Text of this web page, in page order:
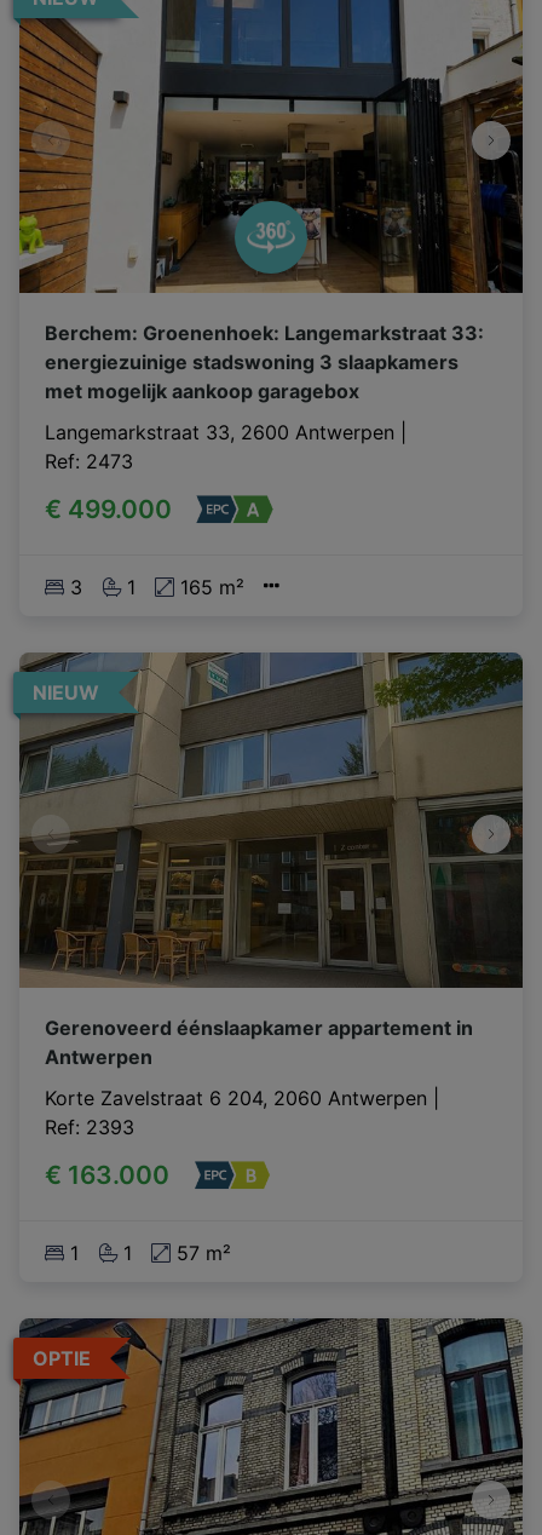
Berchem: Groenenhoek: Langemarkstraat 33:
energiezuinige stadswoning 3 slaapkamers
met mogelijk aankoop garagebox
Langemarkstraat 33, 2600 Antwerpen
Ref: 2473
€ 499.000
3 1 165 m²
NIEUW
Gerenoveerd éénslaapkamer appartement in
Antwerpen
Korte Zavelstraat 6 204, 2060 Antwerpen
Ref: 2393
€ 163.000
1 1 57 m²
OPTIE